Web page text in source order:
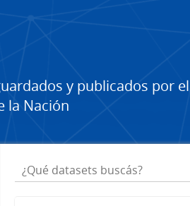
y publicados por
la Nación